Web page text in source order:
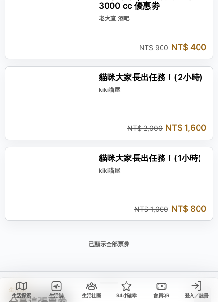
生活探索 生活誌 生活社團 94小確幸 會員QR 登入／註冊
3000 cc 優惠劵
老大直 酒吧
NT$ 900 NT$ 400
貓咪大家長出任務！(2小時)
kiki喵屋
NT$ 2,000 NT$ 1,600
貓咪大家長出任務！(1小時)
kiki喵屋
NT$ 1,000 NT$ 800
已顯示全部票券
生活誌